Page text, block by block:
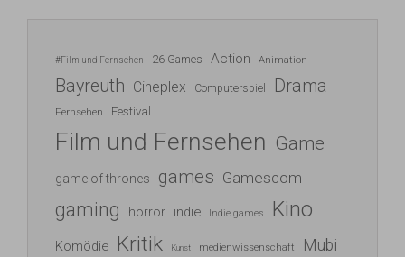
#Film und Fernsehen 26 Games Action Animation
Bayreuth Cineplex Computerspiel Drama
Fernsehen Festival
Film und Fernsehen Game
game of thrones games Gamescom
gaming horror indie Indie games Kino
Komödie Kritik Kunst medienwissenschaft Mubi